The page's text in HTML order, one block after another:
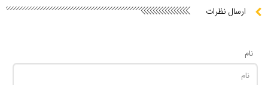
ارسال نظرات
نام